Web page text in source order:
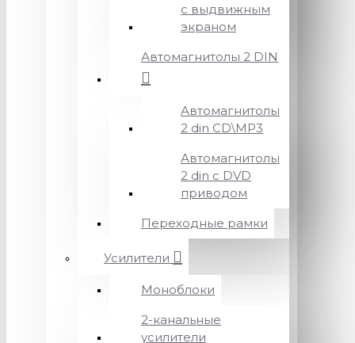
с выдвижным
экраном
Автомагнитолы 2 DIN
Автомагнитолы
2 din CD\MP3
Автомагнитолы
2 din с DVD
приводом
Переходные рамки
Усилители
Моноблоки
2-канальные
усилители